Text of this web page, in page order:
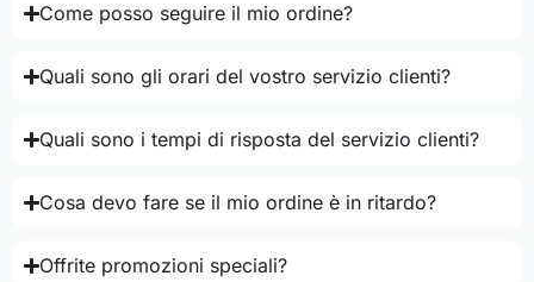
Come posso seguire il mio ordine?
Quali sono gli orari del vostro servizio clienti?
Quali sono i tempi di risposta del servizio clienti?
Cosa devo fare se il mio ordine è in ritardo?
Offrite promozioni speciali?